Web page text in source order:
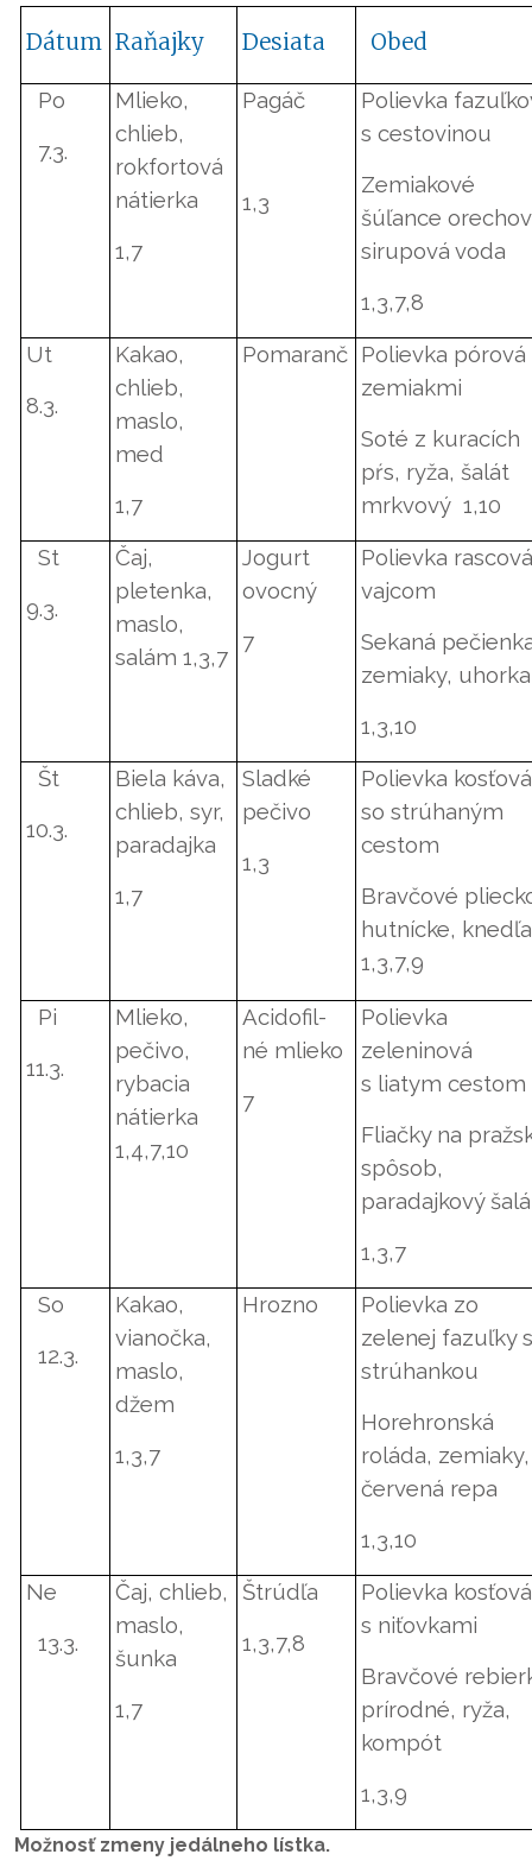
Dátum Raňajky Desiata Obed
Po
7.3.
Mlieko,
chlieb,
rokfortová
nátierka
1,7
Pagáč
1,3
Polievka
s cestovinou
Zemiakové
šúľance
sirupová voda
1,3,7,8
Ut
8.3.
Kakao,
chlieb,
maslo,
med
1,7
Pomaranč Polievka pórová
zemiakmi
Soté z kuracích
pŕs, ryža, šalát
mrkvový 1,10
St
9.3.
Čaj,
pletenka,
maslo,
salám 1,3,7
Jogurt
ovocný
7
Polievka
vajcom
Sekaná
zemiaky, uhorka
1,3,10
Št
10.3.
Biela káva,
chlieb, syr,
paradajka
1,7
Sladké
pečivo
1,3
Polievka kosťová
so strúhaným
cestom
Bravčové
hutnícke, knedľa
1,3,7,9
Pi
11.3.
Mlieko,
pečivo,
rybacia
nátierka
1,4,7,10
Acidofil-
né mlieko
7
Polievka
zeleninová
s liatym cestom
Fliačky na
spôsob,
paradajkový
1,3,7
So
12.3.
Kakao,
vianočka,
maslo,
džem
1,3,7
Hrozno
Polievka zo
zelenej fazuľky
strúhankou
Horehronská
roláda, zemiaky,
červená repa
1,3,10
Ne
13.3.
Čaj, chlieb,
maslo,
šunka
1,7
Štrúdľa
1,3,7,8
Polievka kosťová
s niťovkami
Bravčové
prírodné, ryža,
kompót
1,3,9
Možnosť zmeny jedálneho lístka.